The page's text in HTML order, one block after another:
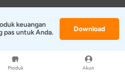
Produk Akun
keuangan
pas untuk Anda.
Download